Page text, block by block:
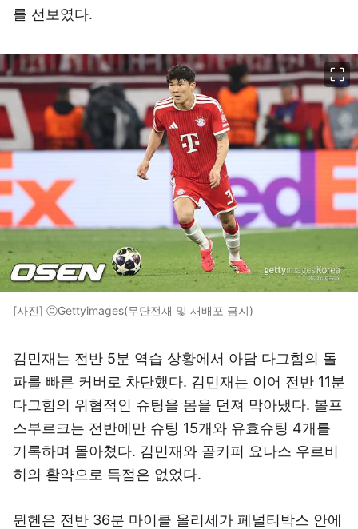
를 선보였다.
[사진] ⓒGettyimages(무단전재 및 재배포 금지)
김민재는 전반 5분 역습 상황에서 아담 다그힘의 돌
파를 빠른 커버로 차단했다. 김민재는 이어 전반 11분
다그힘의 위협적인 슈팅을 몸을 던져 막아냈다. 볼프
스부르크는 전반에만 슈팅 15개와 유효슈팅 4개를
기록하며 몰아쳤다. 김민재와 골키퍼 요나스 우르비
히의 활약으로 득점은 없었다.
뮌헨은 전반 36분 마이클 올리세가 페널티박스 안에